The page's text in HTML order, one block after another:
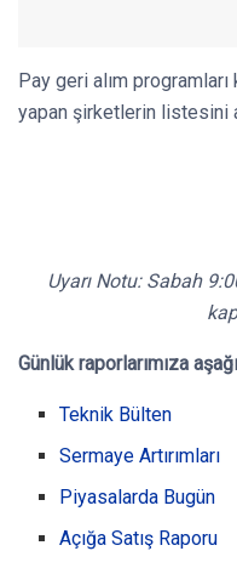
Pay geri alım
yapan şirketlerin listesini
Uyarı Notu: Sabah
Günlük raporlarımıza
Teknik Bülten
Sermaye Artırımları
Piyasalarda Bugün
Açığa Satış Raporu